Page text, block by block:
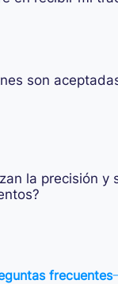
son
la precisión y
frecuentes